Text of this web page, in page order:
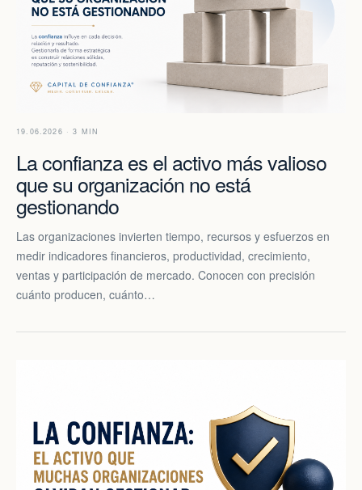
19.06.2026 · 3 MIN
La confianza es el activo más valioso
que su organización no está
gestionando
Las organizaciones invierten tiempo, recursos y esfuerzos en
medir indicadores financieros, productividad, crecimiento,
ventas y participación de mercado. Conocen con precisión
cuánto producen, cuánto…